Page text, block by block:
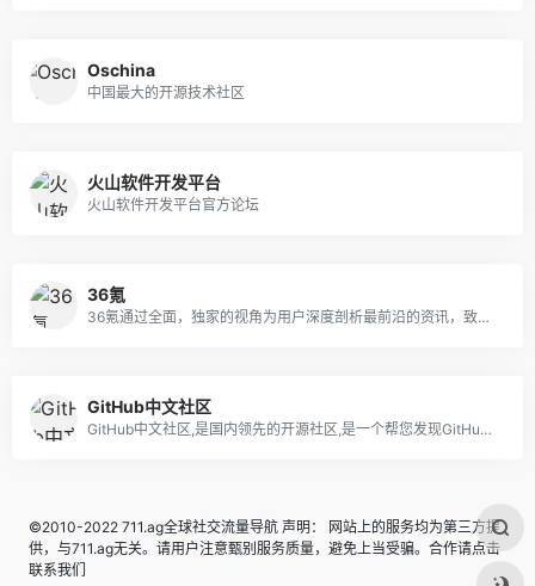
Oschina
中国最大的开源技术社区
火山软件开发平台
火山软件开发平台官方论坛
36氪
36氪通过全面，独家的视角为用户深度剖析最前沿的资讯，致力于让一部分人先看到未来，内容涵盖快讯，科技，金融，投资，房产，汽车，互联网，股市，教育，生活，职场等，秉承着新商业媒体人的使命砥砺前行
GitHub中文社区
GitHub中文社区,是国内领先的开源社区,是一个帮您发现GitHub上优质开源项目的地方
©2010-2022 711.ag全球社交流量导航 声明： 网站上的服务均为第三方提
供，与711.ag无关。请用户注意甄别服务质量，避免上当受骗。合作请点击
联系我们